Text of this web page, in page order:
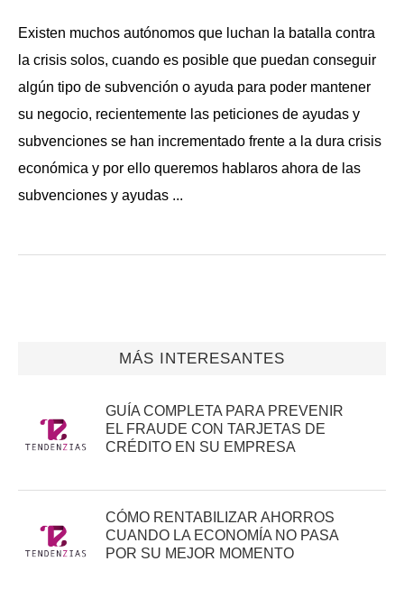
Existen muchos autónomos que luchan la batalla contra
la crisis solos, cuando es posible que puedan conseguir
algún tipo de subvención o ayuda para poder mantener
su negocio, recientemente las peticiones de ayudas y
subvenciones se han incrementado frente a la dura crisis
económica y por ello queremos hablaros ahora de las
subvenciones y ayudas ...
MÁS INTERESANTES
GUÍA COMPLETA PARA PREVENIR
EL FRAUDE CON TARJETAS DE
CRÉDITO EN SU EMPRESA
CÓMO RENTABILIZAR AHORROS
CUANDO LA ECONOMÍA NO PASA
POR SU MEJOR MOMENTO